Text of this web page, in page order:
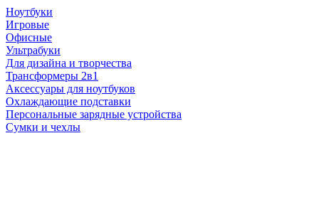
Ноутбуки
Игровые
Офисные
Ультрабуки
Для дизайна и творчества
Трансформеры 2в1
Аксессуары для ноутбуков
Охлаждающие подставки
Персональные зарядные устройства
Сумки и чехлы